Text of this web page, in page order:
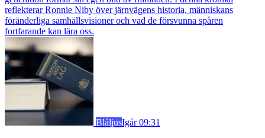
reflekterar Ronnie Niby över järnvägens historia, människans
föränderliga samhällsvisioner och vad de försvunna spåren
fortfarande kan lära oss.
BlåljusIgår 09:31